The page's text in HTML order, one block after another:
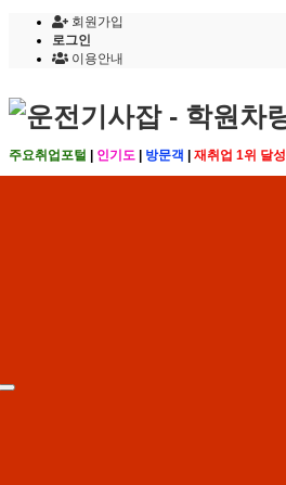
회원가입
로그인
이용안내
주요취업포털 인기도 방문객 재취업 1위 달성